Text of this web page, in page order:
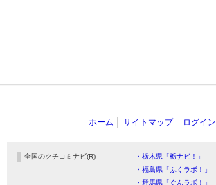
ホーム サイトマップ ログイン
全国のクチコミナビ(R) ・栃木県「栃ナビ！」
・福島県「ふくラボ！」
・群馬県「ぐんラボ！」